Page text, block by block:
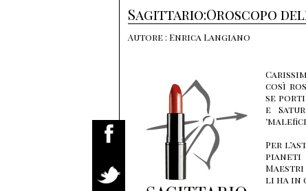
Sagittario:Oroscopo
Autore : Enrica Langiano
così
se porti
e
Per
li ha in